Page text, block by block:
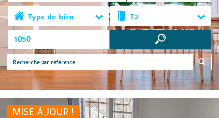
Type de bien T2
MISE À JOUR !